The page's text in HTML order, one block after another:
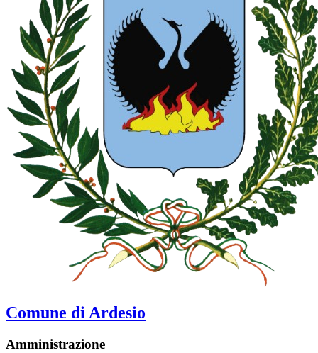
Comune di Ardesio
Amministrazione